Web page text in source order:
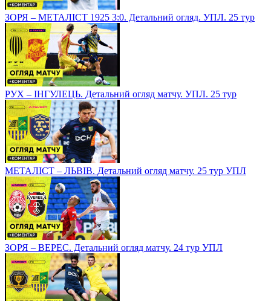
ЗОРЯ – МЕТАЛІСТ 1925 3:0. Детальний огляд. УПЛ. 25 тур
РУХ – ІНГУЛЕЦЬ. Детальний огляд матчу. УПЛ. 25 тур
МЕТАЛІСТ – ЛЬВІВ. Детальний огляд матчу. 25 тур УПЛ
ЗОРЯ – ВЕРЕС. Детальний огляд матчу. 24 тур УПЛ